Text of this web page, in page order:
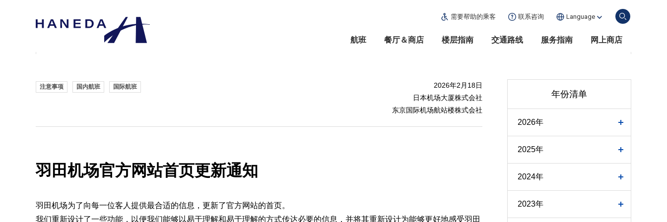
航班 餐厅＆商店 楼层指南 交通路线 服务指南 网上商店
需要帮助的乘客 联系咨询 Language
注意事项 国内航班 国际航班
2026年2月18日
日本机场大厦株式会社
东京国际机场航站楼株式会社
羽田机场官方网站首页更新通知
羽田机场为了向每一位客人提供最合适的信息，更新了官方网站的首页。
我们重新设计了一些功能，以便我们能够以易于理解和易于理解的方式传达必要的信息，并将其重新设计为能够更好地感受羽田
年份清单
2026年
2025年
2024年
2023年